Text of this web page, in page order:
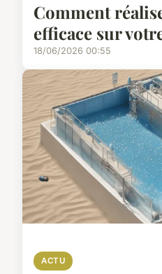
Comment
efficace sur
18/06/2026 00:55
ACTU